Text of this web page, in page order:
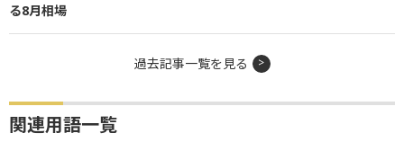
る8月相場
過去記事一覧を見る
関連用語一覧